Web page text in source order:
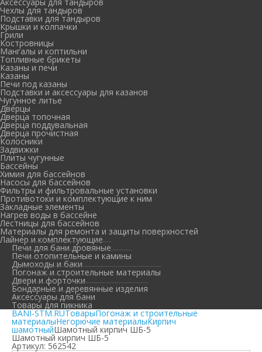
Чехлы для тандыров
Подставки для тандыров
Крышки и колпачки
Грили
Костровницы
Мангалы и коптильни
Топливные брикеты
Казаны и печи
Казаны
Печи под казаны
Подставки и аксессуары для казанов
Чугунное литье
Дверцы
Дверца топочная
Дверца поддувальная
Дверца прочистная
Колосники
Задвижки
Плиты чугунные
Бассейны
Химия для бассейнов
Насосы для бассейнов
Фильтры и фильтровальные установки
Противотоки и комплектующие к ним
Закладные элементы
Нагрев воды в бассейне
Лестницы для бассейнов
Материалы для ремонта и защиты поверхностей
Лайнер и комплектующие
Печи для бани дровяные
Печи отопительные и камины
Дымоходы и баки
Погонаж и строительные материалы
Двери и форточки
Бондарные и деревянные изделия
Аксессуары для бани
Товары для пикника
BANI-STM.RUТоварыПогонаж и строительные
материалыНегорючие материалыКирпич
шамотныйШамотный кирпич ШБ-5
Шамотный кирпич ШБ-5
Артикул: 562542